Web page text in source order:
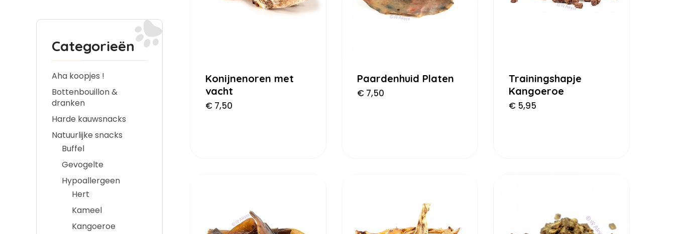
Categorieën
Aha koopjes !
Bottenbouillon &
dranken
Harde kauwsnacks
Natuurlijke snacks
Buffel
Gevogelte
Hypoallergeen
Hert
Kameel
Kangoeroe
Konijnenoren met
vacht
€ 7,50
Paardenhuid Platen
€7,50
Trainingshapje
Kangoeroe
€5,95